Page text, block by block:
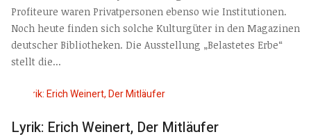
Profiteure waren Privatpersonen ebenso wie Institutionen.
Noch heute finden sich solche Kulturgüter in den Magazinen
deutscher Bibliotheken. Die Ausstellung „Belastetes Erbe“
stellt die...
Lyrik: Erich Weinert, Der Mitläufer